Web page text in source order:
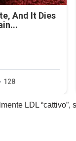
And It Dies
128
LDL